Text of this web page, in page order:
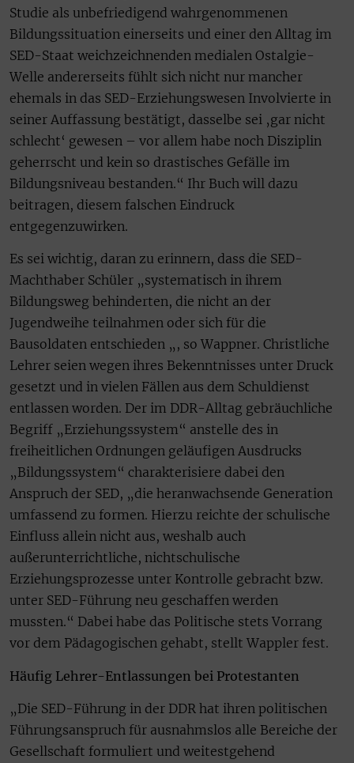
Studie als unbefriedigend wahrgenommenen
Bildungssituation einerseits und einer den Alltag im
SED-Staat weichzeichnenden medialen Ostalgie-
Welle andererseits fühlt sich nicht nur mancher
ehemals in das SED-Erziehungswesen Involvierte in
seiner Auffassung bestätigt, dasselbe sei ‚gar nicht
schlecht‘ gewesen – vor allem habe noch Disziplin
geherrscht und kein so drastisches Gefälle im
Bildungsniveau bestanden.“ Ihr Buch will dazu
beitragen, diesem falschen Eindruck
entgegenzuwirken.
Es sei wichtig, daran zu erinnern, dass die SED-
Machthaber Schüler „systematisch in ihrem
Bildungsweg behinderten, die nicht an der
Jugendweihe teilnahmen oder sich für die
Bausoldaten entschieden „, so Wappner. Christliche
Lehrer seien wegen ihres Bekenntnisses unter Druck
gesetzt und in vielen Fällen aus dem Schuldienst
entlassen worden. Der im DDR-Alltag gebräuchliche
Begriff „Erziehungssystem“ anstelle des in
freiheitlichen Ordnungen geläufigen Ausdrucks
„Bildungssystem“ charakterisiere dabei den
Anspruch der SED, „die heranwachsende Generation
umfassend zu formen. Hierzu reichte der schulische
Einfluss allein nicht aus, weshalb auch
außerunterrichtliche, nichtschulische
Erziehungsprozesse unter Kontrolle gebracht bzw.
unter SED-Führung neu geschaffen werden
mussten.“ Dabei habe das Politische stets Vorrang
vor dem Pädagogischen gehabt, stellt Wappler fest.
Häufig Lehrer-Entlassungen bei Protestanten
„Die SED-Führung in der DDR hat ihren politischen
Führungsanspruch für ausnahmslos alle Bereiche der
Gesellschaft formuliert und weitestgehend